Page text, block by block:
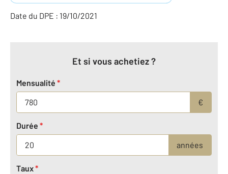
Date du DPE : 19/10/2021
Et si vous achetiez ?
Mensualité *
€
Durée *
années
Taux*